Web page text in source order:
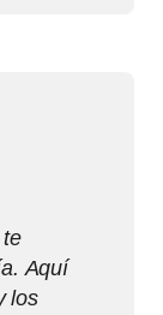
te
Aquí
los